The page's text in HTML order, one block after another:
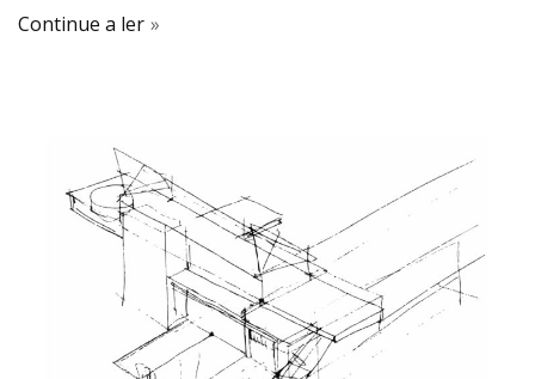
Continue a ler